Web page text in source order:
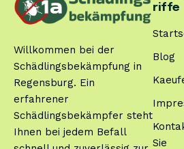
Willkommen bei der
Schädlingsbekämpfung in
Regensburg. Ein
erfahrener
Schädlingsbekämpfer steht
Ihnen bei jedem Befall
riffe
Blog
Sie